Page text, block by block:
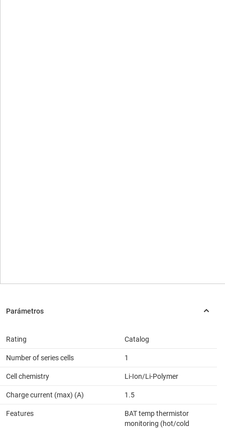
Rating Catalog
Number of series cells 1
Cell chemistry Li-Ion/Li-Polymer
Charge current (max) (A) 1.5
Features
BAT temp thermistor
monitoring (hot/cold